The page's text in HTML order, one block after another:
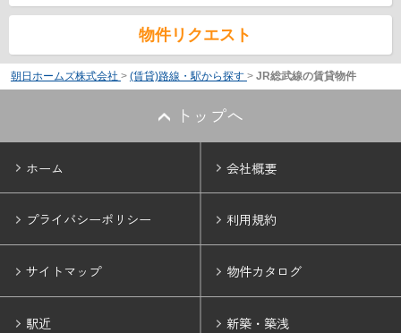
物件リクエスト
朝日ホームズ株式会社 > (賃貸)路線・駅から探す > JR総武線の賃貸物件
トップへ
ホーム 会社概要
プライバシーポリシー 利用規約
サイトマップ 物件カタログ
駅近 新築・築浅